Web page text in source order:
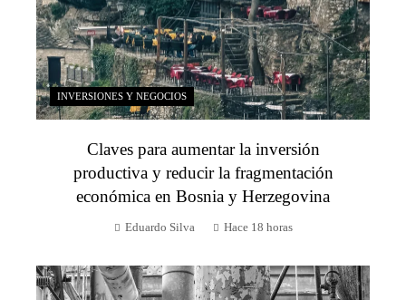
INVERSIONES Y NEGOCIOS
Claves para aumentar la inversión
productiva y reducir la fragmentación
económica en Bosnia y Herzegovina
Eduardo Silva Hace 18 horas